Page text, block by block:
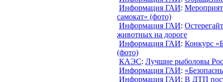
Информация ГАИ:
самокат» (фото)
Информация ГАИ:
животных на дороге
Информация ГАИ: Конкурс
(фото)
КАЭС: Лучшие рыболовы
Информация ГАИ:
Информация ГАИ: В ДТП